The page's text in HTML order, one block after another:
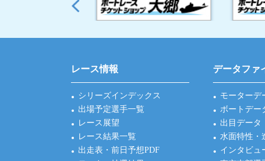
レース情報
シリーズインデックス
出場予定選手一覧
レース展望
レース結果一覧
出走表・前日予想PDF
データファ
モーターデ
ボートデー
出目データ
水面特性・
インタビュ